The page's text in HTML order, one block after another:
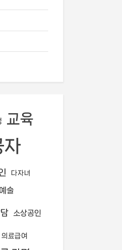
교육
자
다자녀
술
소상공인
의료급여